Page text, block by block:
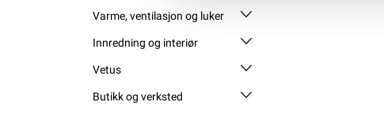
Varme, ventilasjon og luker
Innredning og interiør
Vetus
Butikk og verksted